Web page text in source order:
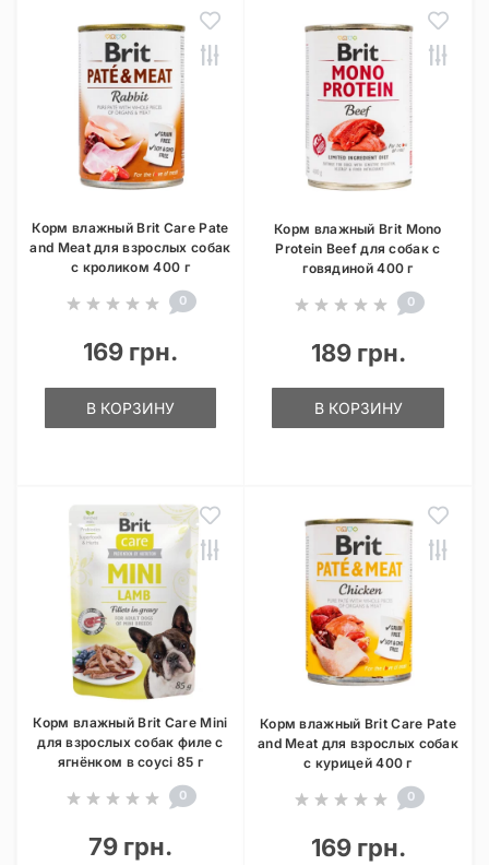
Корм влажный Brit Care Pate
and Meat для взрослых собак
с кроликом 400 г
0
169 грн.
В КОРЗИНУ
Корм влажный Brit Mono
Protein Beef для собак с
говядиной 400 г
0
189 грн.
В КОРЗИНУ
Корм влажный Brit Care Mini
для взрослых собак филе с
ягнёнком в соусі 85 г
0
79 грн.
Корм влажный Brit Care Pate
and Meat для взрослых собак
с курицей 400 г
0
169 грн.